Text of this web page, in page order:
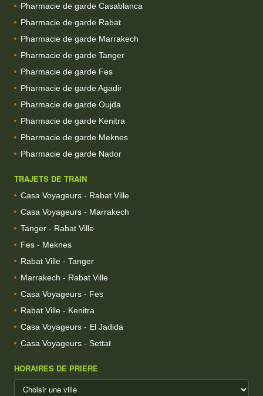
Pharmacie de garde Casablanca
Pharmacie de garde Rabat
Pharmacie de garde Marrakech
Pharmacie de garde Tanger
Pharmacie de garde Fes
Pharmacie de garde Agadir
Pharmacie de garde Oujda
Pharmacie de garde Kenitra
Pharmacie de garde Meknes
Pharmacie de garde Nador
TRAJETS DE TRAIN
Casa Voyageurs - Rabat Ville
Casa Voyageurs - Marrakech
Tanger - Rabat Ville
Fes - Meknes
Rabat Ville - Tanger
Marrakech - Rabat Ville
Casa Voyageurs - Fes
Rabat Ville - Kenitra
Casa Voyageurs - El Jadida
Casa Voyageurs - Settat
HORAIRES DE PRIERE